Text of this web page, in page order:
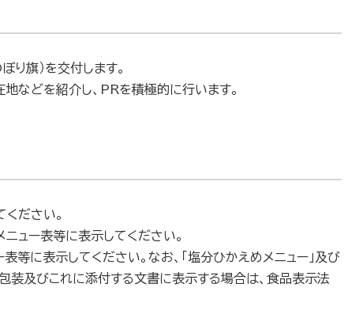
り旗）を交付します。
などを紹介し、PRを積極的に行います。
ださい。
ュー表等に表示してください。
等に表示してください。なお、「塩分ひかえめメニュー」及び
包装及びこれに添付する文書に表示する場合は、食品表示法